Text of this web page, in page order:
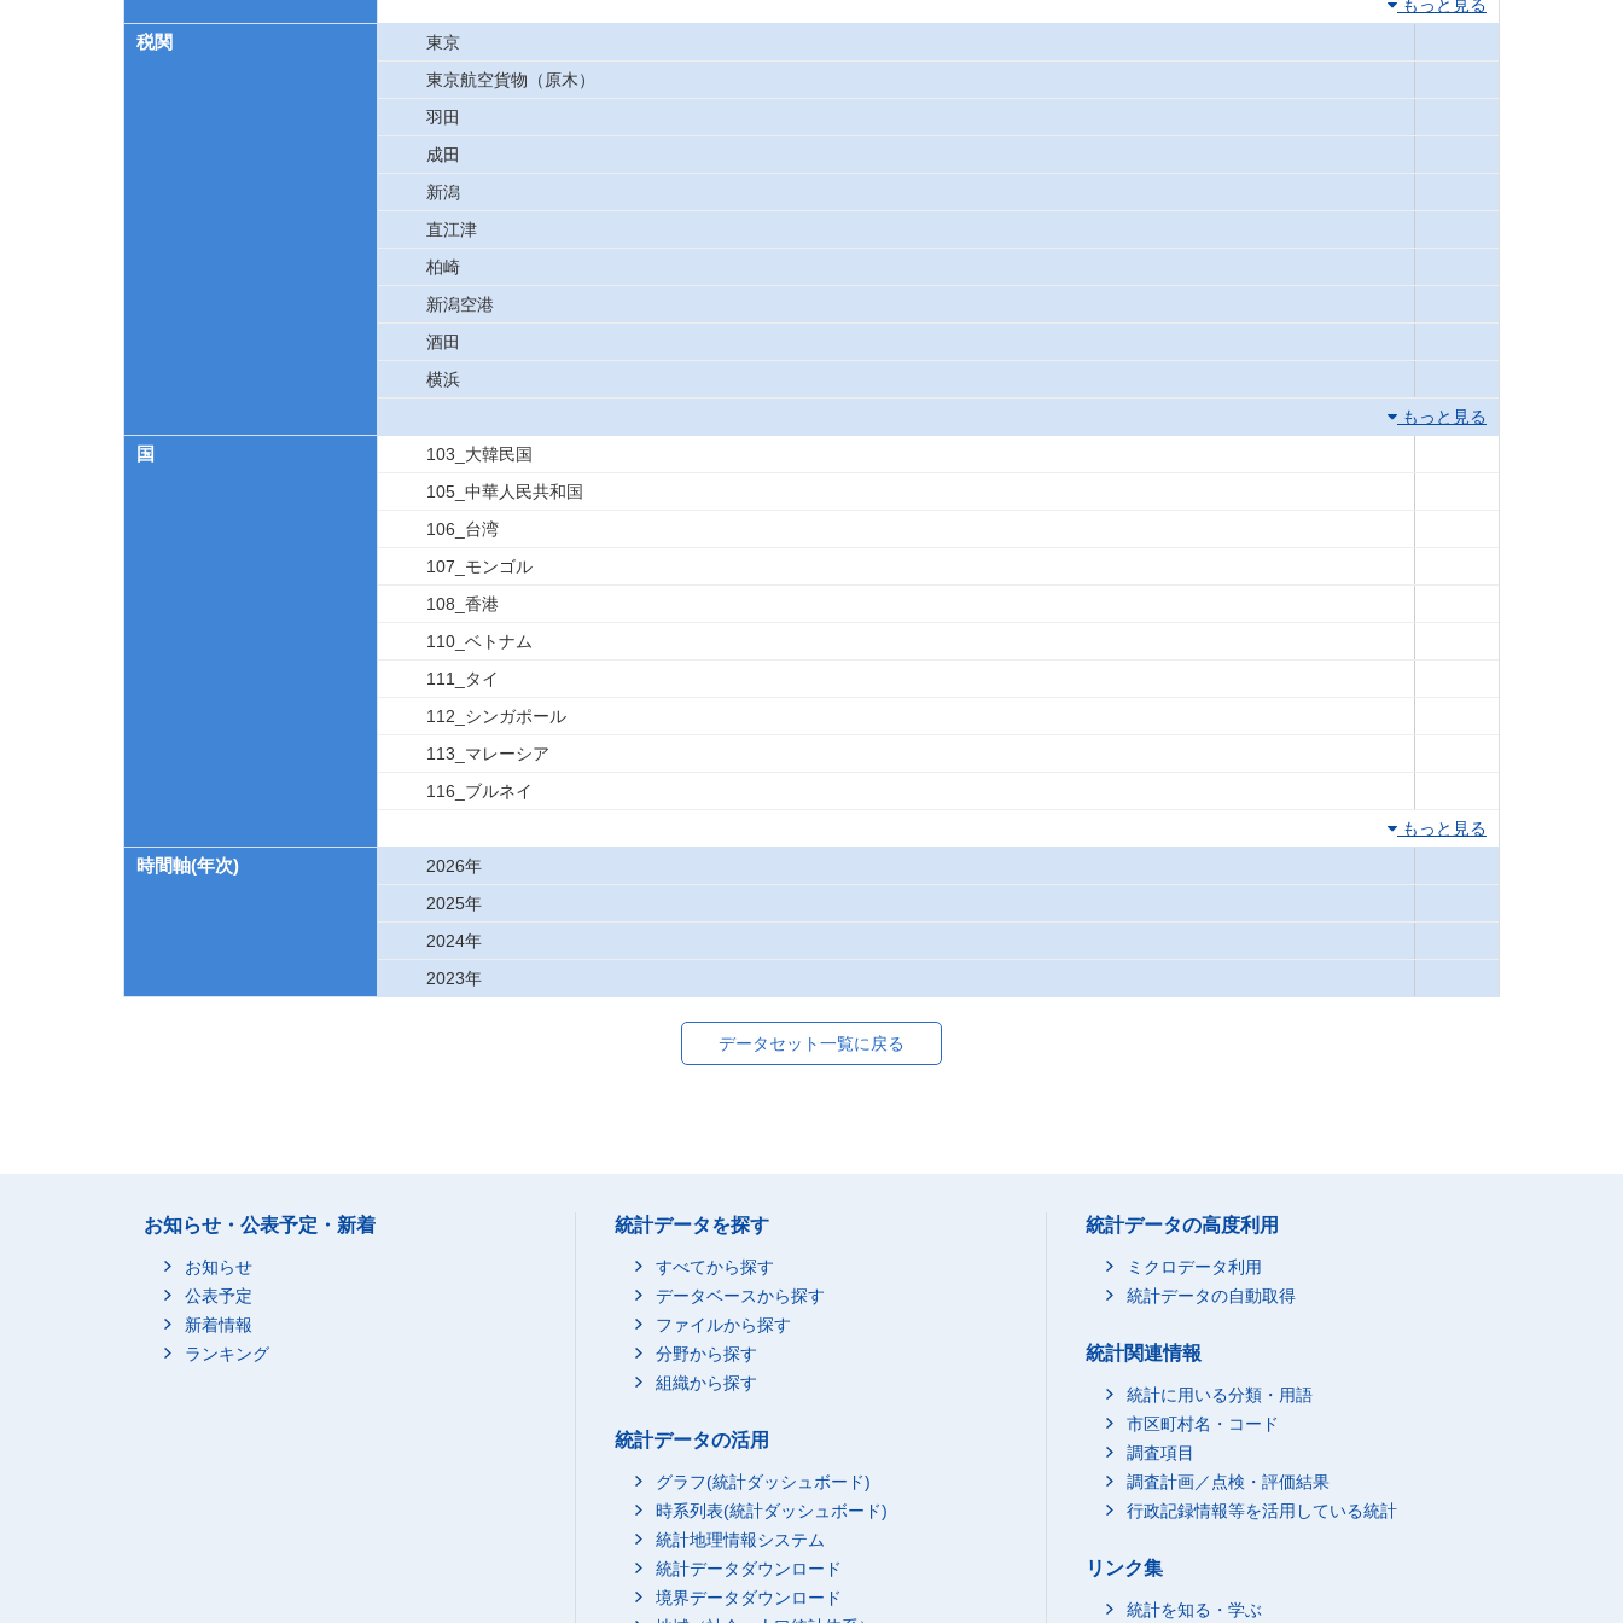
もっと見る
税関
東京
東京航空貨物（原木）
羽田
成田
新潟
直江津
柏崎
新潟空港
酒田
横浜
もっと見る
国
103_大韓民国
105_中華人民共和国
106_台湾
107_モンゴル
108_香港
110_ベトナム
111_タイ
112_シンガポール
113_マレーシア
116_ブルネイ
もっと見る
時間軸(年次)
2026年
2025年
2024年
2023年
データセット一覧に戻る
お知らせ・公表予定・新着
お知らせ
公表予定
新着情報
ランキング
統計データを探す
すべてから探す
データベースから探す
ファイルから探す
分野から探す
組織から探す
統計データの活用
グラフ(統計ダッシュボード)
時系列表(統計ダッシュボード)
統計地理情報システム
統計データダウンロード
境界データダウンロード
統計データの高度利用
ミクロデータ利用
統計データの自動取得
統計関連情報
統計に用いる分類・用語
市区町村名・コード
調査項目
調査計画／点検・評価結果
行政記録情報等を活用している統計
リンク集
統計を知る・学ぶ